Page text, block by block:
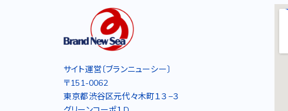
サイト運営〔ブランニューシー〕
〒151-0062
東京都渋谷区元代々木町１３−３